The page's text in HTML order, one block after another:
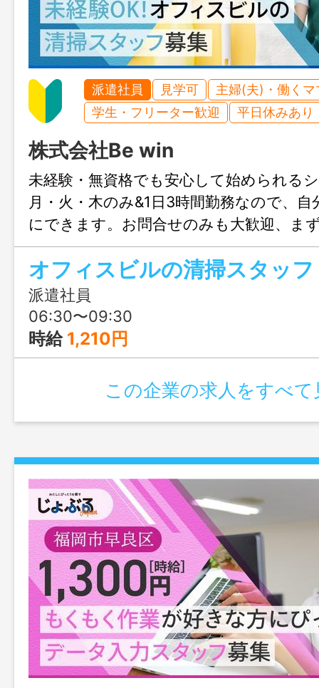
派遣社員 見学可
主婦(夫)・働くマ
学生・フリーター歓迎
平日休みあり
株式会社Be win
未経験・無資格でも安心して始められる
月・火・木のみ&1日3時間勤務なので、自
にできます。お問合せのみも大歓迎、ま
岡までお気軽にご連絡ください。
オフィスビルの清掃スタッフ
派遣社員
06:30〜09:30
時給 1,210円
この企業の求人をすべて